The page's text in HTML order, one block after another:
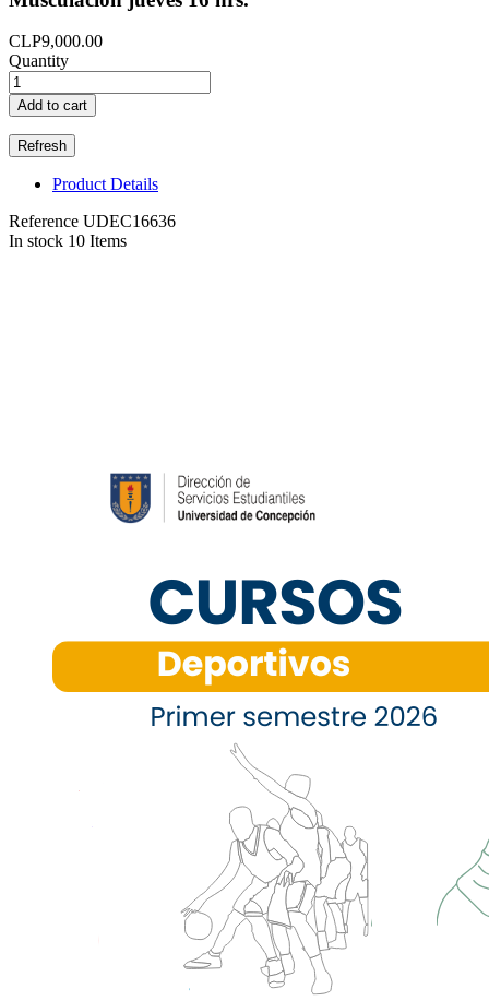
CLP9,000.00
Quantity
Add to cart
Product Details
Reference UDEC16636
In stock 10 Items